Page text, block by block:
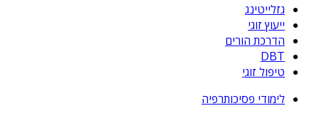
גזלייטינג
ייעוץ זוגי
הדרכת הורים
DBT
טיפול זוגי
לימודי פסיכותרפיה